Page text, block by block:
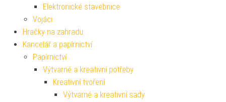
Elektronické stavebnice
Vojáci
Hračky na zahradu
Kancelář a papírnictví
Papírnictví
Výtvarné a kreativní potřeby
Kreativní tvoření
Výtvarné a kreativní sady